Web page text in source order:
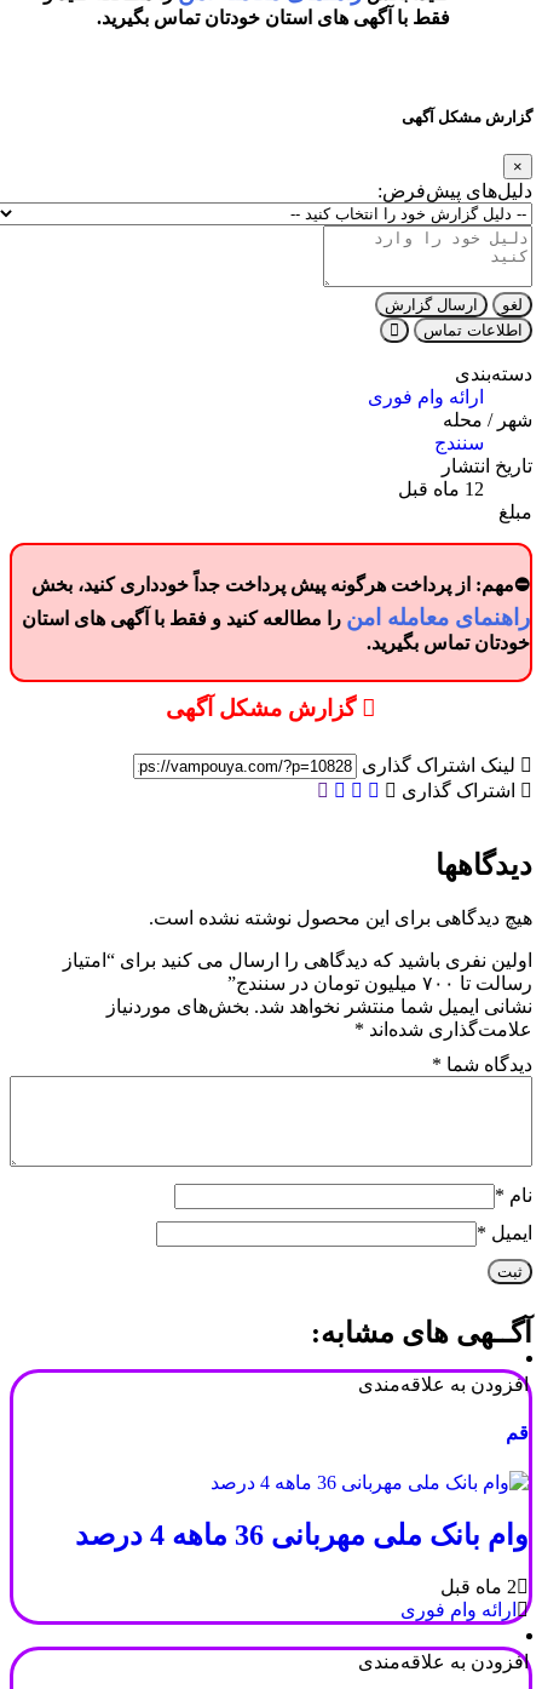
فقط با آگهی های استان خودتان تماس بگیرید.
گزارش مشکل آگهی
×
دلیل‌های پیش‌فرض:
لغو
ارسال گزارش
اطلاعات تماس
دسته‌بندی
ارائه وام فوری
شهر / محله
سنندج
تاریخ انتشار
12 ماه قبل
مبلغ
⛔مهم: از پرداخت هرگونه پیش پرداختجداً خودداری کنید، بخش
راهنمای معامله امنرا مطالعه کنید و فقط با آگهی های استان
خودتان تماس بگیرید.
گزارش مشکل آگهی
لینک اشتراک گذاری
اشتراک گذاری
دیدگاهها
هیچ دیدگاهی برای این محصول نوشته نشده است.
اولین نفری باشید که دیدگاهی را ارسال می کنید برای “امتیاز
رسالت تا ۷۰۰ میلیون تومان در سنندج”
نشانی ایمیل شما منتشر نخواهد شد. بخش‌های موردنیاز
علامت‌گذاری شده‌اند *
دیدگاه شما *
نام *
ایمیل *
آگــهی های مشابه:
افزودن به علاقه‌مندی
قم
وام بانک ملی مهربانی 36 ماهه 4 درصد
2 ماه قبل
ارائه وام فوری
افزودن به علاقه‌مندی